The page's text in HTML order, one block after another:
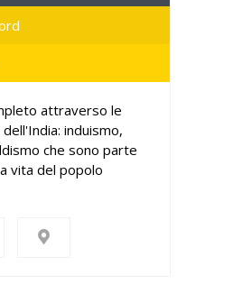
attraverso le
induismo,
che sono parte
vita del popolo